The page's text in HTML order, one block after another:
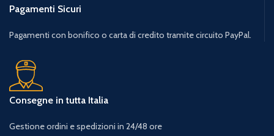
Pagamenti Sicuri
Pagamenti con bonifico o carta di credito tramite circuito PayPal.
Consegne in tutta Italia
Gestione ordini e spedizioni in 24/48 ore